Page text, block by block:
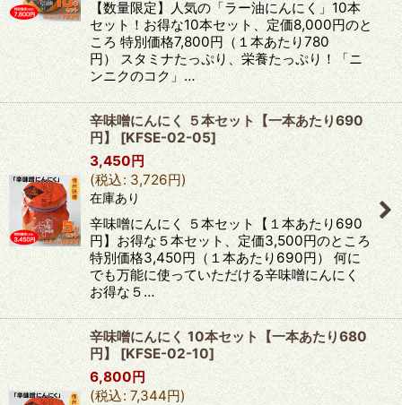
【数量限定】人気の「ラー油にんにく」10本
セット！お得な10本セット、定価8,000円のと
ころ 特別価格7,800円（１本あたり780
円） スタミナたっぷり、栄養たっぷり！「ニ
ンニクのコク」…
辛味噌にんにく ５本セット【一本あたり690
円】
[KFSE-02-05]
3,450円
(税込: 3,726円)
在庫あり
辛味噌にんにく ５本セット【１本あたり690
円】お得な５本セット、定価3,500円のところ
特別価格3,450円（１本あたり690円） 何に
でも万能に使っていただける辛味噌にんにく
お得な５…
辛味噌にんにく 10本セット【一本あたり680
円】
[KFSE-02-10]
6,800円
(税込: 7,344円)